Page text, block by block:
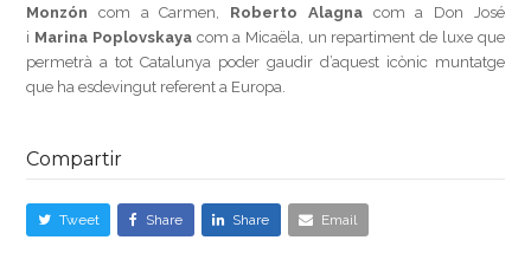
Monzón com a Carmen, Roberto Alagnacom a Don José
i Marina Poplovskayacom a Micaëla, un repartiment de luxe que
permetrà a tot Catalunya poder gaudir d’aquest icònic muntatge
que ha esdevingut referent a Europa.
Compartir
Tweet Share Share Email